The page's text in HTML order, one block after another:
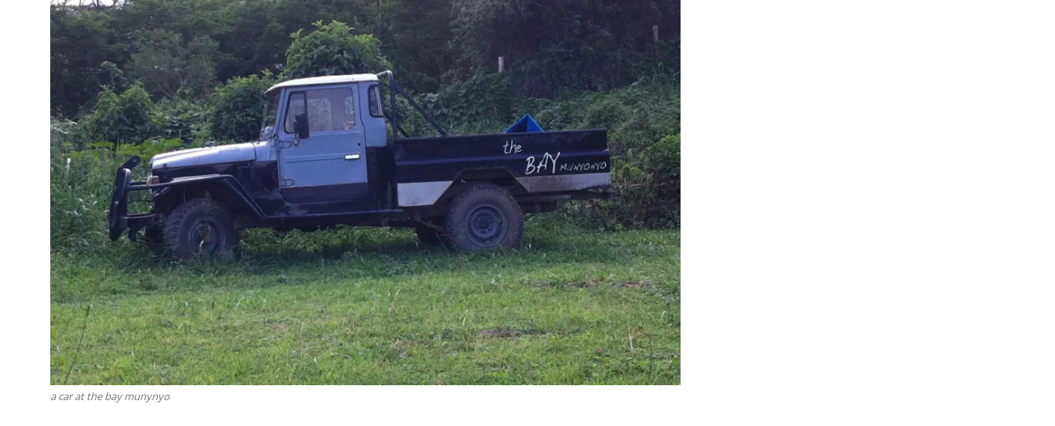
a car at the bay munynyo